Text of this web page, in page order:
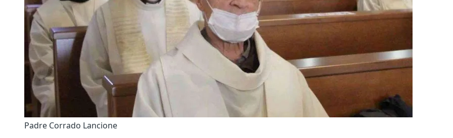
Padre Corrado Lancione